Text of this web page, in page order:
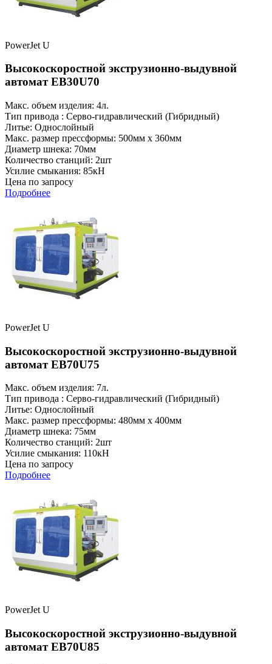
PowerJet U
Высокоскоростной экструзионно-выдувной
автомат EB30U70
Макс. объем изделия: 4л.
Тип привода : Серво-гидравлический (Гибридный)
Литье: Однослойный
Макс. размер прессформы: 500мм x 360мм
Диаметр шнека: 70мм
Количество станций: 2шт
Усилие смыкания: 85кН
Цена по запросу
Подробнее
PowerJet U
Высокоскоростной экструзионно-выдувной
автомат EB70U75
Макс. объем изделия: 7л.
Тип привода : Серво-гидравлический (Гибридный)
Литье: Однослойный
Макс. размер прессформы: 480мм x 400мм
Диаметр шнека: 75мм
Количество станций: 2шт
Усилие смыкания: 110кН
Цена по запросу
Подробнее
PowerJet U
Высокоскоростной экструзионно-выдувной
автомат EB70U85